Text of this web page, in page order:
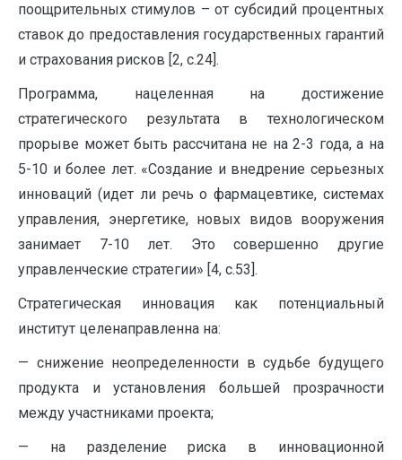
поощрительных стимулов – от субсидий процентных
ставок до предоставления государственных гарантий
и страхования рисков [2, с.24].
Программа, нацеленная на достижение
стратегического результата в технологическом
прорыве может быть рассчитана не на 2-3 года, а на
5-10 и более лет. «Создание и внедрение серьезных
инноваций (идет ли речь о фармацевтике, системах
управления, энергетике, новых видов вооружения
занимает 7-10 лет. Это совершенно другие
управленческие стратегии» [4, с.53].
Стратегическая инновация как потенциальный
институт целенаправленна на:
— снижение неопределенности в судьбе будущего
продукта и установления большей прозрачности
между участниками проекта;
— на разделение риска в инновационной